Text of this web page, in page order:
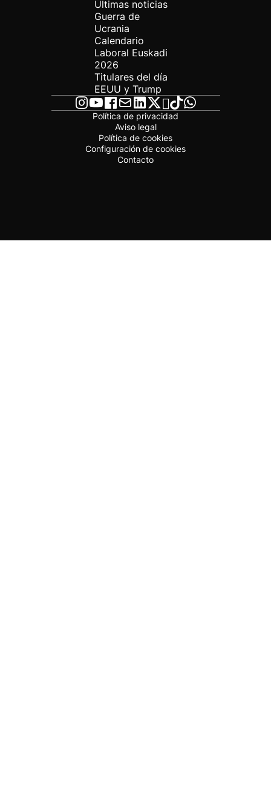
Últimas noticias
Guerra de
Ucrania
Calendario
Laboral Euskadi
2026
Titulares del día
EEUU y Trump
Política de privacidad
Aviso legal
Política de cookies
Configuración de cookies
Contacto